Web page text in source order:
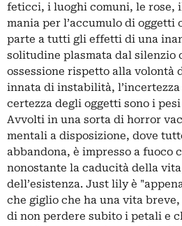
feticci, i luoghi comuni, le rose,
mania per l’accumulo di oggetti
parte a tutti gli effetti di una
solitudine plasmata dal silenzio
ossessione rispetto alla volontà
innata di instabilità,
certezza degli oggetti sono i
Avvolti in una sorta di horror
mentali a disposizione, dove
abbandona, è impresso a fuoco
nonostante la caducità della
dell’esistenza. Just lily è
che giglio che ha una vita
di non perdere subito i petali e